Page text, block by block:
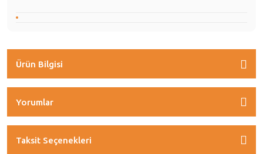
Ürün Bilgisi
Yorumlar
Taksit Seçenekleri